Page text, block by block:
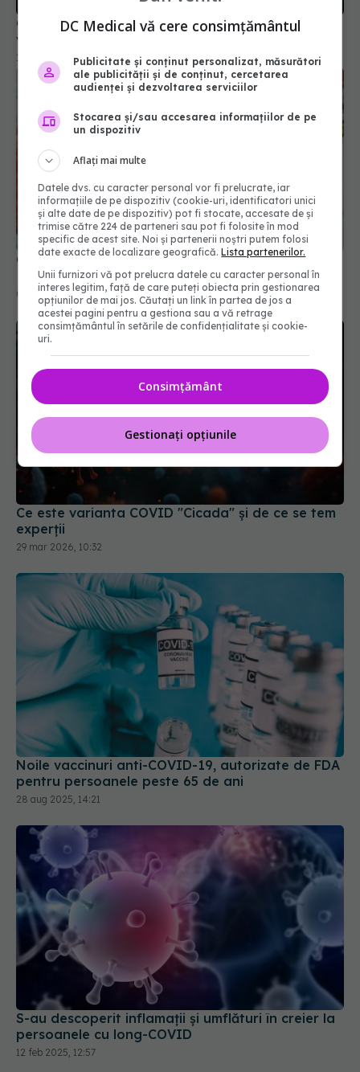
18 dec 2025, 20:59
Creștere semnificativă a cazurilor noi de COVID-
19
04 iun 2025, 18:29
Ce este varianta COVID "Cicada" și de ce se tem
experții
29 mar 2026, 10:32
Noile vaccinuri anti-COVID-19, autorizate de FDA
pentru persoanele peste 65 de ani
28 aug 2025, 14:21
S-au descoperit inflamaţii și umflături în creier la
persoanele cu long-COVID
12 feb 2025, 12:57
DC Medical vă cere consimțământul
Publicitate și conținut personalizat, măsurători
ale publicității și de conținut, cercetarea
audienței și dezvoltarea serviciilor
Stocarea și/sau accesarea informațiilor de pe
un dispozitiv
Aflați mai multe
Datele dvs. cu caracter personal vor fi prelucrate, iar
informațiile de pe dispozitiv (cookie-uri, identificatori unici
și alte date de pe dispozitiv) pot fi stocate, accesate de și
trimise către 224 de parteneri sau pot fi folosite în mod
specific de acest site. Noi și partenerii noștri putem folosi
date exacte de localizare geografică.Lista partenerilor.
Unii furnizori vă pot prelucra datele cu caracter personal în
interes legitim, față de care puteți obiecta prin gestionarea
opțiunilor de mai jos. Căutați un link în partea de jos a
acestei pagini pentru a gestiona sau a vă retrage
consimțământul în setările de confidențialitate și cookie-
uri.
Consimțământ
Gestionați opțiunile